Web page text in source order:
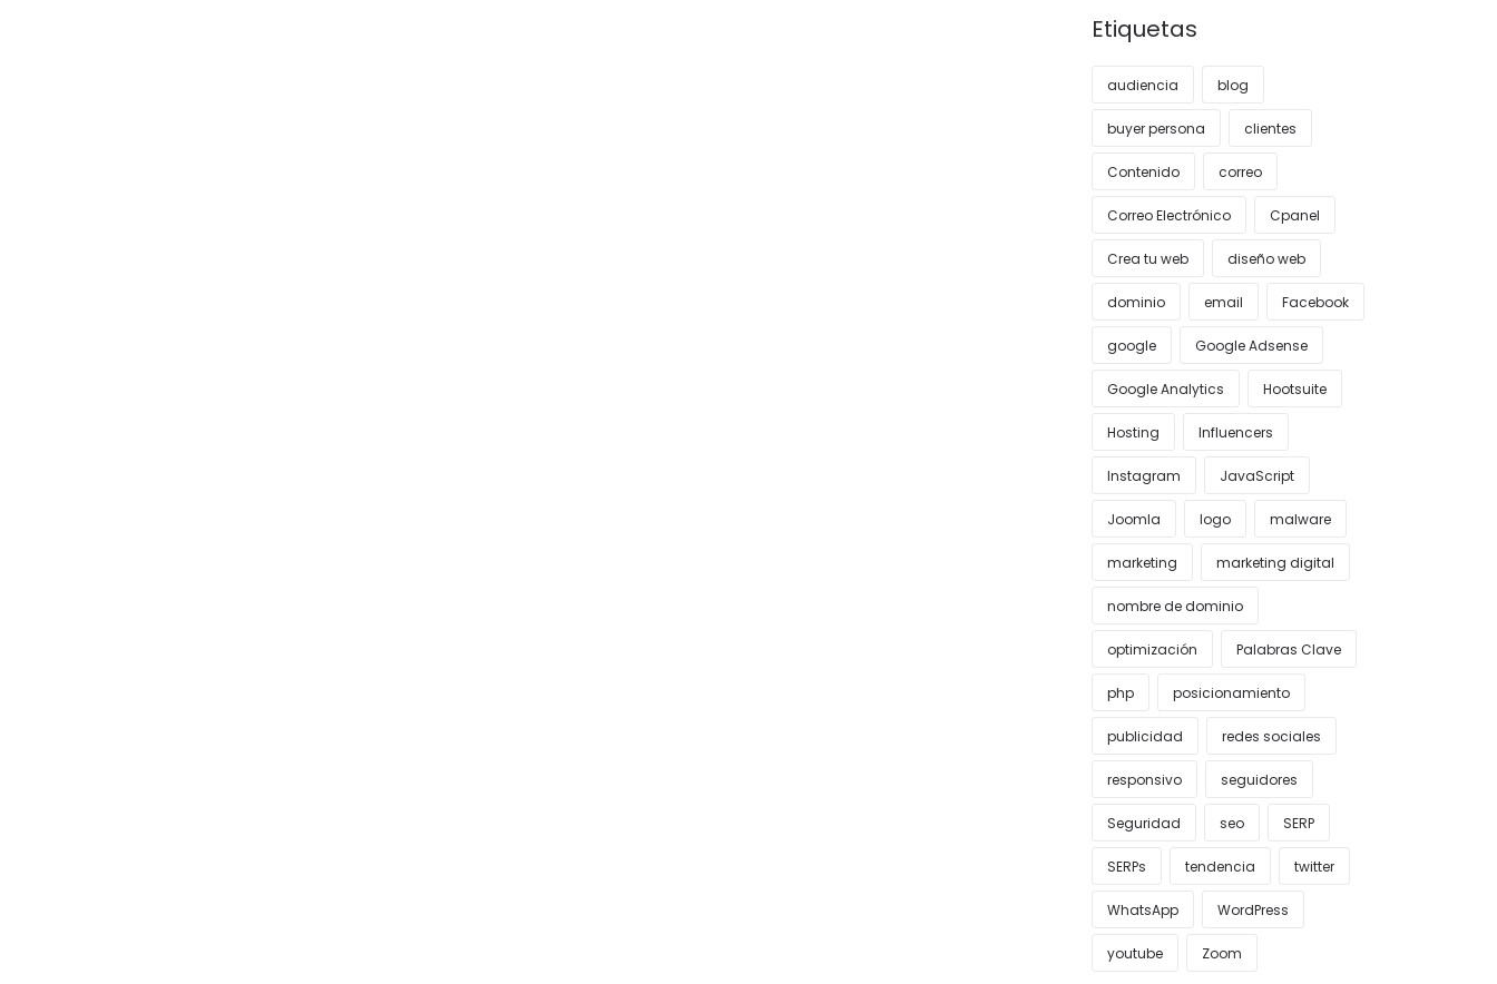
Etiquetas
audiencia blog
buyer persona clientes
Contenido correo
Correo Electrónico Cpanel
Crea tu web diseño web
dominio email Facebook
google Google Adsense
Google Analytics Hootsuite
Hosting Influencers
Instagram JavaScript
Joomla logo malware
marketing marketing digital
nombre de dominio
optimización Palabras Clave
php posicionamiento
publicidad redes sociales
responsivo seguidores
Seguridad seo SERP
SERPs tendencia twitter
WhatsApp WordPress
youtube Zoom